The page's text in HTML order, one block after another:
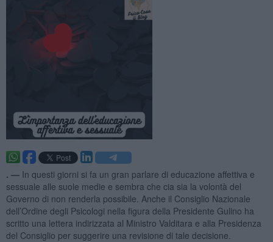
. — In questi giorni si fa un gran parlare di educazione affettiva e
sessuale alle suole medie e sembra che cia sia la volontà del
Governo di non renderla possibile. Anche il Consiglio Nazionale
dell’Ordine degli Psicologi nella figura della Presidente Gulino ha
scritto una lettera indirizzata al Ministro Valditara e alla Presidenza
del Consiglio per suggerire una revisione di tale decisione.